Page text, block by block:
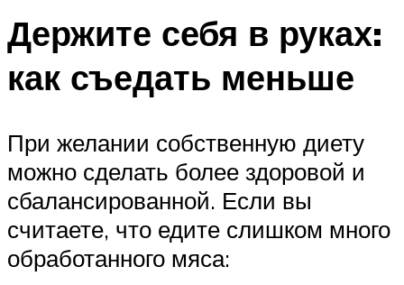
Держите себя в руках:
как съедать меньше
При желании собственную диету
можно сделать более здоровой и
сбалансированной. Если вы
считаете, что едите слишком много
обработанного мяса: